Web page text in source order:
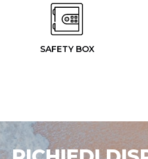
SAFETY BOX